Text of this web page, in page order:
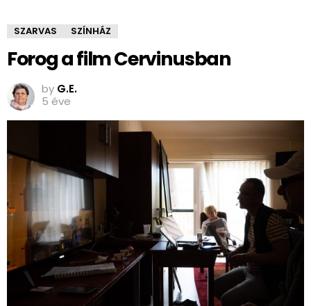
SZARVAS SZÍNHÁZ
Forog a film Cervinusban
by G.E.
5 éve